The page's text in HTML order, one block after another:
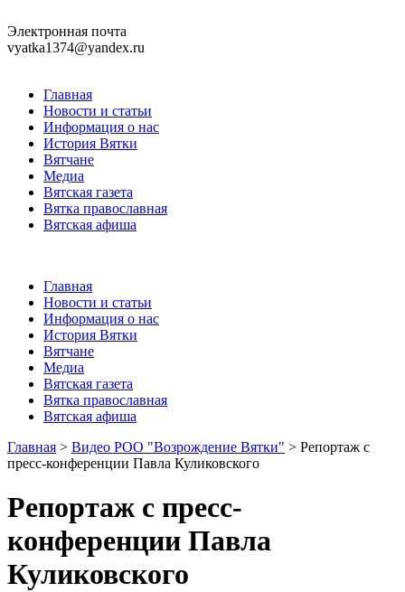
Электронная почта
vyatka1374@yandex.ru
Главная
Новости и статьи
Информация о нас
История Вятки
Вятчане
Медиа
Вятская газета
Вятка православная
Вятская афиша
Главная
Новости и статьи
Информация о нас
История Вятки
Вятчане
Медиа
Вятская газета
Вятка православная
Вятская афиша
Главная > Видео РОО "Возрождение Вятки" > Репортаж с
пресс-конференции Павла Куликовского
Репортаж с пресс-
конференции Павла
Куликовского